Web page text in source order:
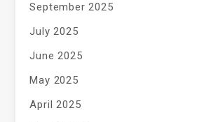
September 2025
July 2025
June 2025
May 2025
April 2025